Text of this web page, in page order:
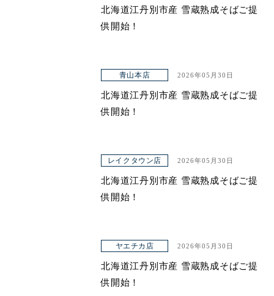
北海道江丹別市産 雪蔵熟成そばご提
供開始！
青山本店 2026年05月30日
北海道江丹別市産 雪蔵熟成そばご提
供開始！
レイクタウン店 2026年05月30日
北海道江丹別市産 雪蔵熟成そばご提
供開始！
ヤエチカ店 2026年05月30日
北海道江丹別市産 雪蔵熟成そばご提
供開始！